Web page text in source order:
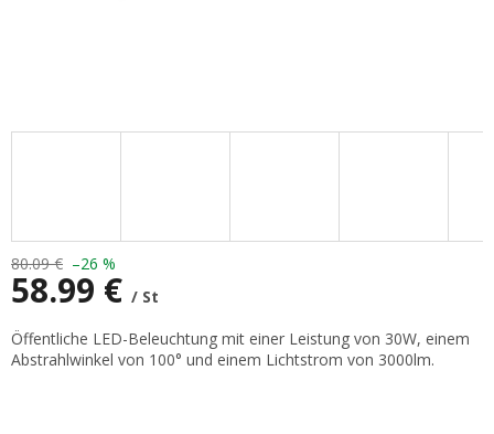
80.09 € –26 %
58.99 € / St
Verkaufspreis:
Öffentliche LED-Beleuchtung mit einer Leistung von 30W, einem
Abstrahlwinkel von 100° und einem Lichtstrom von 3000lm.